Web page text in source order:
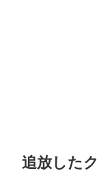
追放した